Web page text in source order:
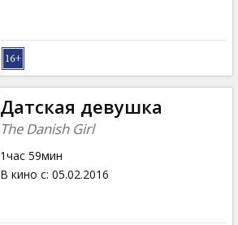
Датская девушка
The Danish Girl
1час 59мин
В кино с: 05.02.2016